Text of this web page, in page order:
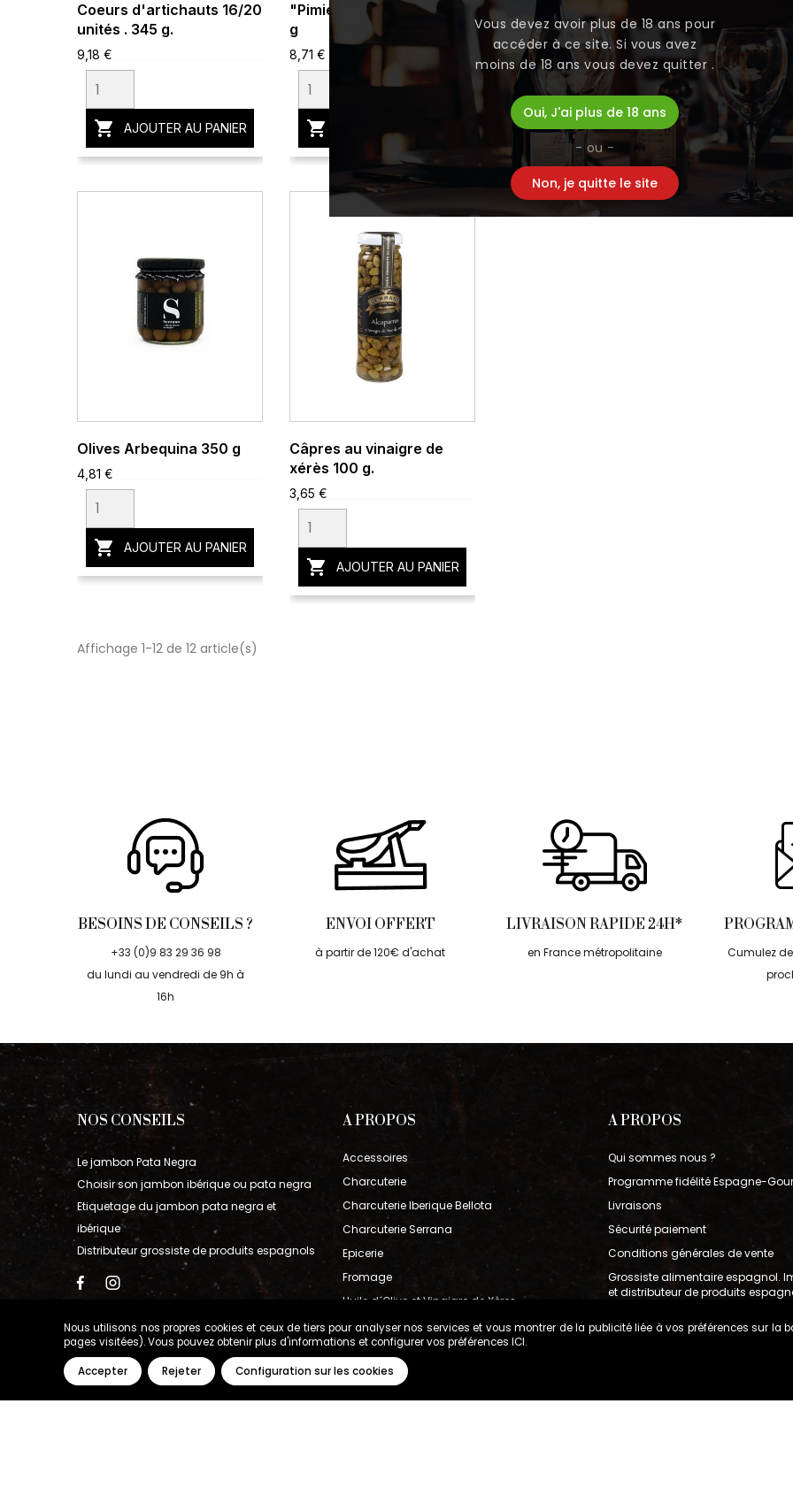
Nous utilisons nos propres cookies et ceux de tiers pour analyser nos services et vous montrer de la publicité liée à vos préférences sur
pages visitées). Vous pouvez obtenir plus d'informations et configurer vos préférences ICI.
Accepter Rejeter Configuration sur les cookies
Coeurs d'artichauts 16/20
unités . 345 g.
9,18 €
 AJOUTER AU PANIER
"Pimientos del cristal" 135
g
8,71 €

Poivrons piquillos
découpés 350 g
7,50 €
 AJOUTER AU PANIER
"alineo
5,04 €

Olives Arbequina 350 g
4,81 €
 AJOUTER AU PANIER
Câpres au vinaigre de
xérès 100 g.
3,65 €
 AJOUTER AU PANIER
Affichage 1-12 de 12 article(s)
BESOINS DE CONSEILS ?
+33 (0)9 83 29 36 98
du lundi au vendredi de 9h à
16h
ENVOI OFFERT
à partir de 120€ d'achat
LIVRAISON RAPIDE 24H*
en France métropolitaine
Cumulez
NOS CONSEILS
Le jambon Pata Negra
Choisir son jambon ibérique ou pata negra
Etiquetage du jambon pata negra et
ibérique
Distributeur grossiste de produits espagnols
A PROPOS
Accessoires
Charcuterie
Charcuterie Iberique Bellota
Charcuterie Serrana
Epicerie
Fromage
Huile d´Olive et Vinaigre de Xères
Jambon Ibérique
Vin
A PROPOS
Qui sommes nous ?
Programme fidélité Espagne-
Livraisons
Sécurité paiement
Conditions générales de vente
Grossiste alimentaire espagnol.
et distributeur de produits
Vous devez avoir plus de 18 ans pour
accéder à ce site. Si vous avez
moins de 18 ans vous devez quitter .
Oui, J'ai plus de 18 ans
- ou -
Non, je quitte le site